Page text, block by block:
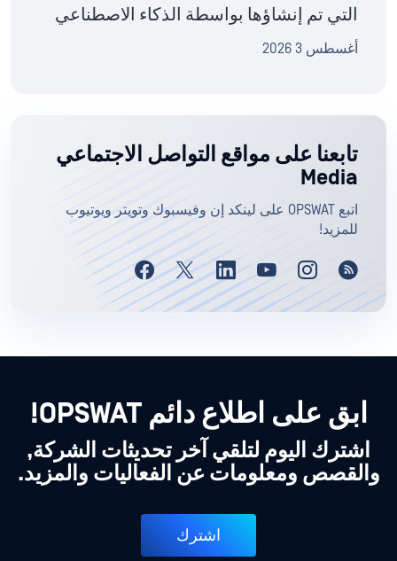
التي تم إنشاؤها بواسطة الذكاء الاصطناعي
أغسطس 3 2026
تابعنا على مواقع التواصل الاجتماعي
Media
اتبع OPSWAT على لينكد إن وفيسبوك وتويتر ويوتيوب
للمزيد!
ابق على اطلاع دائم OPSWAT!
اشترك اليوم لتلقي آخر تحديثات الشركة,
والقصص ومعلومات عن الفعاليات والمزيد.
اشترك